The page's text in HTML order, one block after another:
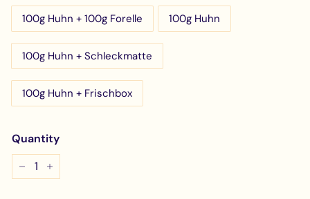
100g Huhn + 100g Forelle 100g Huhn
100g Huhn + Schleckmatte
100g Huhn + Frischbox
Quantity
+